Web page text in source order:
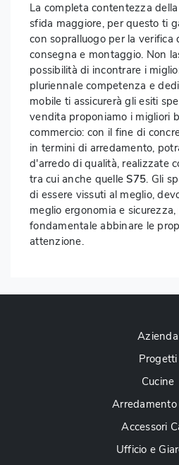
La completa contentezza
sfida maggiore, per questo ti
con sopralluogo per la verifica
consegna e montaggio. Non
possibilità di incontrare i
pluriennale competenza e
mobile ti assicurerà gli esiti
vendita proponiamo i migliori
commercio: con il fine di
in termini di arredamento,
d'arredo di qualità, realizzate
tra cui anche quelleS75. Gli
di essere vissuti al meglio,
meglio ergonomia e
fondamentale abbinare le
attenzione.
Azienda
Progetti
Cucine
Arredamento
Accessori
Ufficio e